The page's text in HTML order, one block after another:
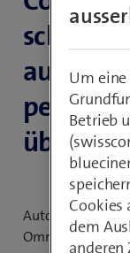
schaffen
über alle
Automatisieren
Omnichannel-
Um
Betrieb
Cookies
dem